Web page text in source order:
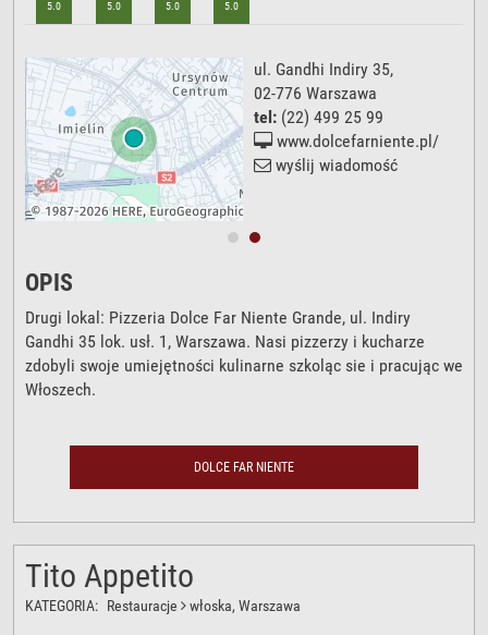
5.0 5.0 5.0 5.0
ul. Gandhi Indiry 35,
02-776 Warszawa
tel: (22) 499 25 99
www.dolcefarniente.pl/
wyślij wiadomość
OPIS
Drugi lokal: Pizzeria Dolce Far Niente Grande, ul. Indiry
Gandhi 35 lok. usł. 1, Warszawa. Nasi pizzerzy i kucharze
zdobyli swoje umiejętności kulinarne szkoląc sie i pracując we
Włoszech.
DOLCE FAR NIENTE
Tito Appetito
KATEGORIA: Restauracje włoska, Warszawa